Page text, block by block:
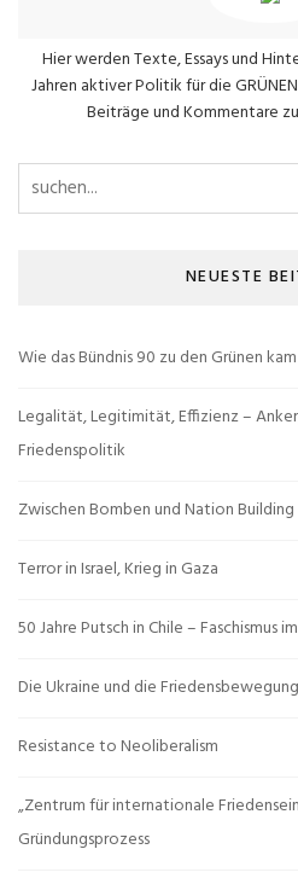
Hier werden Texte, Essays und
Jahren aktiver Politik für die
Beiträge und Kommentare
Suchen nach:
NEUESTE
Wie das Bündnis 90 zu den Grünen kam
Legalität, Legitimität, Effizienz –
Friedenspolitik
Zwischen Bomben und Nation Building
Terror in Israel, Krieg in Gaza
50 Jahre Putsch in Chile – Faschismus
Die Ukraine und die Friedensbewegung
Resistance to Neoliberalism
„Zentrum für internationale
Gründungsprozess